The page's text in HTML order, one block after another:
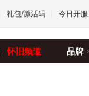
礼包/激活码 今日开服
怀旧频道 品牌